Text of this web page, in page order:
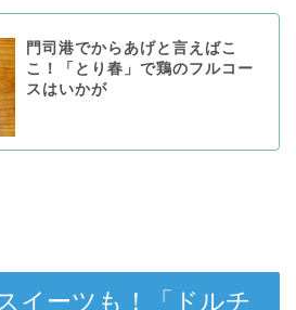
門司港でからあげと言えばこ
こ！「とり春」で鶏のフルコー
スはいかが
イーツも！「ドルチ